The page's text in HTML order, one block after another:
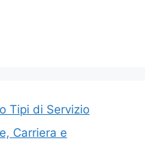
Tipi di Servizio
Carriera e